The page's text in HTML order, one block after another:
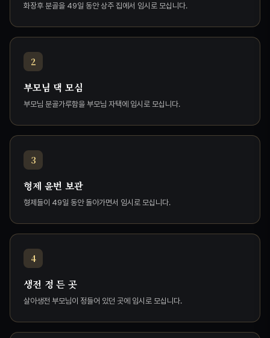
화장후 분골을 49일 동안 상주 집에서 임시로 모십니다.
2
부모님 댁 모심
부모님 분골가루함을 부모님 자택에 임시로 모십니다.
3
형제 윤번 보관
형제들이 49일 동안 돌아가면서 임시로 모십니다.
4
생전 정 든 곳
살아생전 부모님이 정들어 있던 곳에 임시로 모십니다.